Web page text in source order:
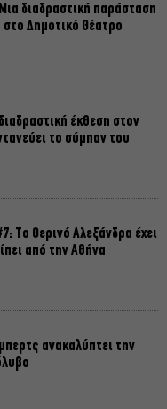
διαδραστική παράσταση
στο Δημοτικό Θέατρο
έκθεση στον
το σύμπαν του
Το Θερινό Αλεξάνδρα έχει
από την Αθήνα
ανακαλύπτει την